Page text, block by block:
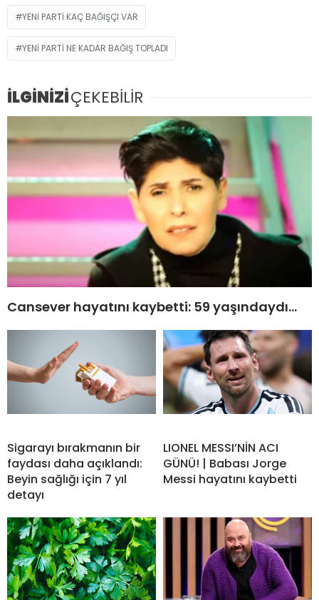
YENI PARTI KAÇ BAĞIŞÇI VAR
YENI PARTI NE KADAR BAĞIŞ TOPLADI
İLGİNİZİÇEKEBİLİR
Cansever hayatını kaybetti: 59 yaşındaydı…
Sigarayı bırakmanın bir
faydası daha açıklandı:
Beyin sağlığı için 7 yıl
detayı
LIONEL MESSI’NİN ACI
GÜNÜ! | Babası Jorge
Messi hayatını kaybetti